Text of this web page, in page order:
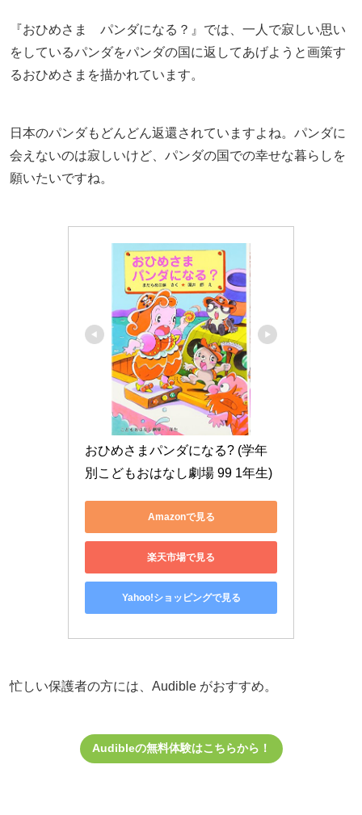
『おひめさま パンダになる？』では、一人で寂しい思い
をしているパンダをパンダの国に返してあげようと画策す
るおひめさまを描かれています。
日本のパンダもどんどん返還されていますよね。パンダに
会えないのは寂しいけど、パンダの国での幸せな暮らしを
願いたいですね。
おひめさまパンダになる? (学年
別こどもおはなし劇場 99 1年生)
Amazonで見る
楽天市場で見る
Yahoo!ショッピングで見る
忙しい保護者の方には、Audible がおすすめ。
Audibleの無料体験はこちらから！